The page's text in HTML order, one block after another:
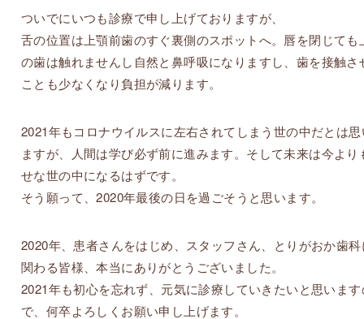
ついでにいつも診療で申し上げておりますが、
舌の位置は上顎前歯のすぐ裏側のスポットへ。唇を閉じても
の歯は触れませんし自然と鼻呼吸になりますし、歯を接触さ
ことも少なくなり負担が減ります。
2021年もコロナウイルスに左右されてしまう世の中だとは
ますが、人間は学び必ず前に進みます。そして未来は今より
せな世の中になるはずです。
そう願って、2020年最後の日を過ごそうと思います。
2020年、患者さんをはじめ、スタッフさん、とりがおか歯
関わる皆様、本当にありがとうございました。
2021年も初心を忘れず、元気に診療していきたいと思いま
で、何卒よろしくお願い申し上げます。